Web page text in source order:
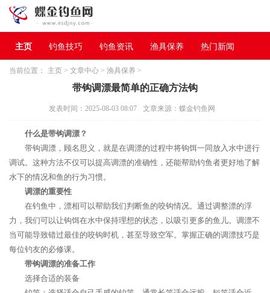
主页 钓鱼技巧 钓鱼资讯 渔具保养 热门新闻
当前位置： 主页 > 文章中心 > 渔具保养 >
带钩调漂最简单的正确方法钩
发表时间：2025-08-03 08:07 文章来源：蝶金钓鱼网
什么是带钩调漂？
带钩调漂，顾名思义，就是在调漂的过程中将钩饵一同放入水中进行
调试。这种方法不仅可以提高调漂的准确性，还能帮助钓鱼者更好地了解
水下的情况和鱼的行为习惯。
调漂的重要性
在钓鱼中，漂相可以帮助我们判断鱼的咬钩情况。通过调整漂的浮
力，我们可以让钩饵在水中保持理想的状态，以吸引更多的鱼儿。调漂不
当可能导致错过最佳的咬钩时机，甚至导致空军。掌握正确的调漂技巧是
每位钓友的必修课。
带钩调漂的准备工作
选择合适的装备